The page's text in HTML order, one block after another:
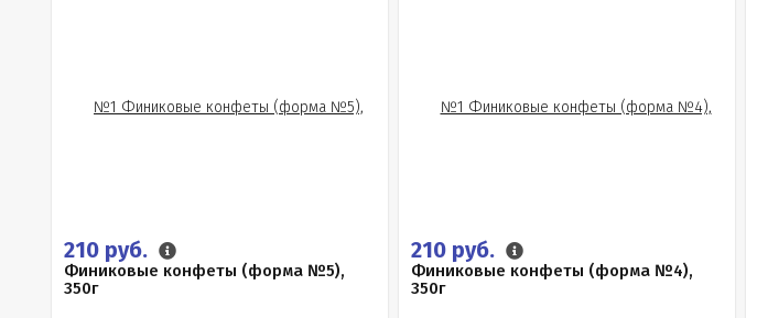
210 руб.
Финиковые конфеты (форма №5),
350г
210 руб.
Финиковые конфеты (форма №4),
350г